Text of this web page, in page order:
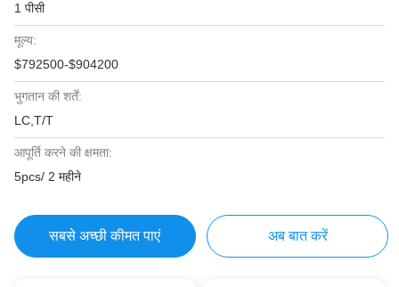
1 पीसी
मूल्य:
$792500-$904200
भुगतान की शर्तें:
LC,T/T
आपूर्ति करने की क्षमता:
5pcs/ 2 महीने
सबसे अच्छी कीमत पाएं अब बात करें